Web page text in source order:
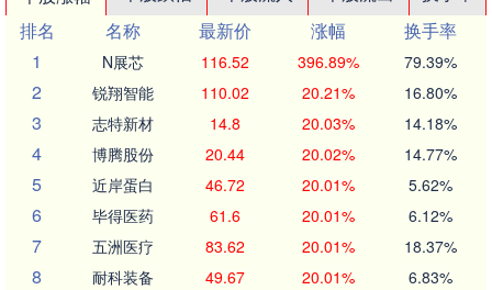
排名
名称 最新价 涨幅
换手率
1
N展芯 116.52 396.89% 79.39%
2 锐翔智能 110.02 20.21% 16.80%
3 志特新材 14.8 20.03% 14.18%
4 博腾股份 20.44 20.02% 14.77%
5 近岸蛋白 46.72 20.01% 5.62%
6 毕得医药 61.6 20.01% 6.12%
7 五洲医疗 83.62 20.01% 18.37%
8 耐科装备 49.67 20.01% 6.83%